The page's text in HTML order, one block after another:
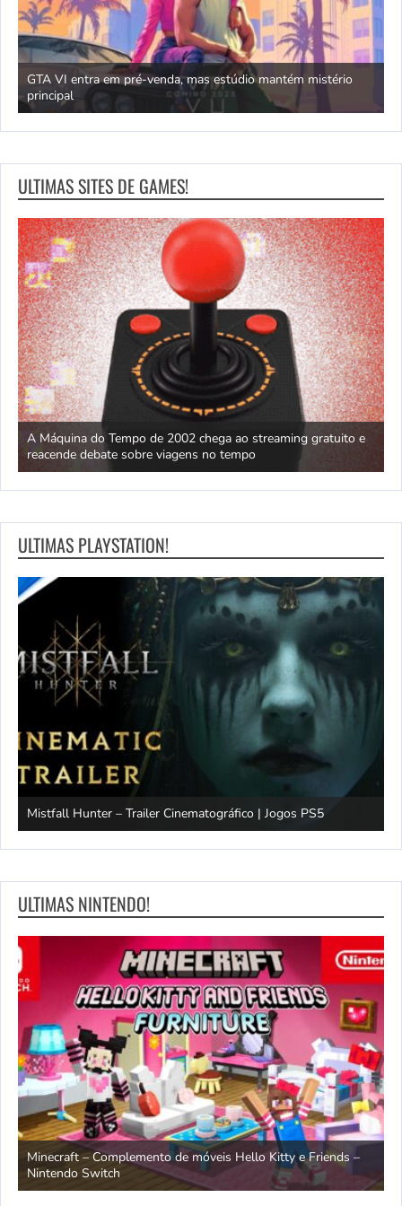
GTA VI entra em pré-venda, mas estúdio mantém mistério
principal
ULTIMAS SITES DE GAMES!
A Máquina do Tempo de 2002 chega ao streaming gratuito e
reacende debate sobre viagens no tempo
ULTIMAS PLAYSTATION!
Mistfall Hunter – Trailer Cinematográfico | Jogos PS5
ULTIMAS NINTENDO!
Minecraft – Complemento de móveis Hello Kitty e Friends –
Nintendo Switch